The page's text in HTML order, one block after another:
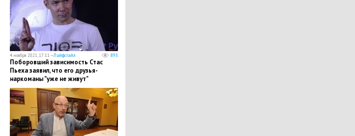
4 ноября 2021, 17:11 —Лайфстайл 893
Поборовший зависимость Стас
Пьеха заявил, что его друзья-
наркоманы "уже не живут"